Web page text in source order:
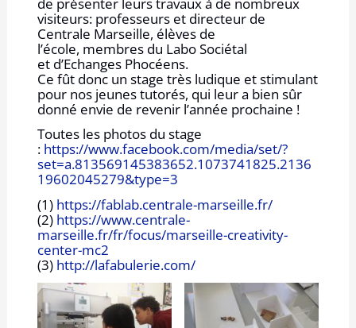
visiteurs: professeurs et directeur de
Centrale Marseille, élèves de
l’école, membres du Labo Sociétal
et d’Echanges Phocéens.
Ce fût donc un stage très ludique et stimulant
pour nos jeunes tutorés, qui leur a bien sûr
donné envie de revenir l’année prochaine !
Toutes les photos du stage
: https://www.facebook.com/media/set/?
set=a.813569145383652.1073741825.2136
19602045279&type=3
(1) https://fablab.centrale-marseille.fr/
(2) https://www.centrale-
marseille.fr/fr/focus/marseille-creativity-
center-mc2
(3) http://lafabulerie.com/